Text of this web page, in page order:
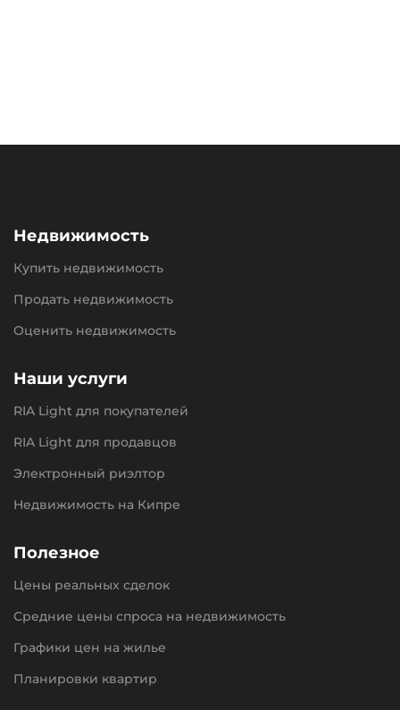
Недвижимость
Купить недвижимость
Продать недвижимость
Оценить недвижимость
Наши услуги
RIA Light для покупателей
RIA Light для продавцов
Электронный риэлтор
Недвижимость на Кипре
Полезное
Цены реальных сделок
Средние цены спроса на недвижимость
Графики цен на жилье
Планировки квартир